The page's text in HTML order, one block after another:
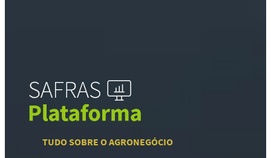
TUDO SOBRE O AGRONEGÓCIO